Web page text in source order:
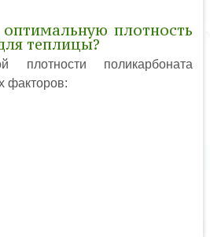
плотность
теплицы?
плотности поликарбоната
факторов: